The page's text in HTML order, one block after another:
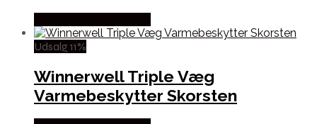
Udsalg 11%
Winnerwell Triple Væg
Varmebeskytter Skorsten